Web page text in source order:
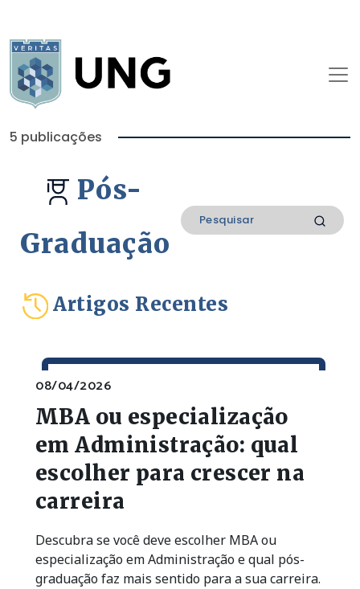
5 publicações
Pós-
Graduação
Artigos Recentes
08/04/2026
MBA ou especialização
em Administração: qual
escolher para crescer na
carreira
Descubra se você deve escolher MBA ou
especialização em Administração e qual pós-
graduação faz mais sentido para a sua carreira.